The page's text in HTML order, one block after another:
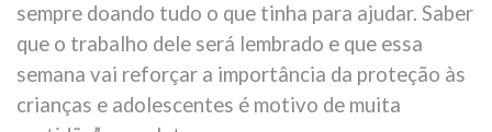
sempre doando tudo o que tinha para ajudar. Saber
que o trabalho dele será lembrado e que essa
semana vai reforçar a importância da proteção às
crianças e adolescentes é motivo de muita